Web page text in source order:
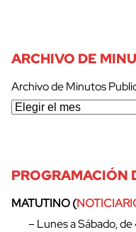
ARCHIVO DE
Archivo de Minutos
PROGRAMACIÓN
MATUTINO (
– Lunes a Sábado,